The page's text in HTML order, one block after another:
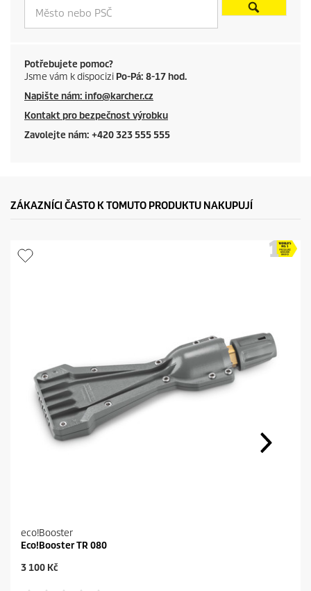
Potřebujete pomoc?
Jsme vám k dispocizi Po-Pá: 8-17 hod.
Napište nám: info@karcher.cz
Kontakt pro bezpečnost výrobku
Zavolejte nám: +420 323 555 555
ZÁKAZNÍCI ČASTO K TOMUTO PRODUKTU NAKUPUJÍ
eco!Booster
Eco!Booster TR 080
C
3 100 Kč